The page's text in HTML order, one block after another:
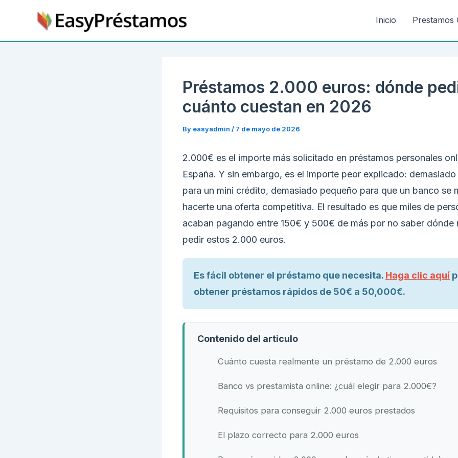
Inicio Prestamos
Préstamos 2.000 euros: dónde
cuánto cuestan en 2026
By easyadmin / 7 de mayo de 2026
2.000€ es el importe más solicitado en préstamos personales
España. Y sin embargo, es el importe peor explicado:
para un mini crédito, demasiado pequeño para que un banco se
hacerte una oferta competitiva. El resultado es que miles de
acaban pagando entre 150€ y 500€ de más por no saber dónde
pedir estos 2.000 euros.
Es fácil obtener el préstamo que necesita. Haga clic aquí
obtener préstamos rápidos de 50€ a 50,000€.
Contenido del articulo
Cuánto cuesta realmente un préstamo de 2.000 euros
Banco vs prestamista online: ¿cuál elegir para 2.000€?
Requisitos para conseguir 2.000 euros prestados
El plazo correcto para 2.000 euros